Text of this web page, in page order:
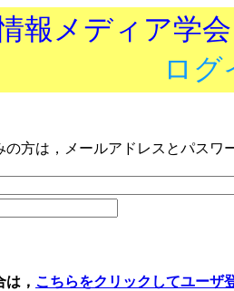
報メディア学
ログ
方は，メールアドレスとパスワ
， こちらをクリックしてユーザ